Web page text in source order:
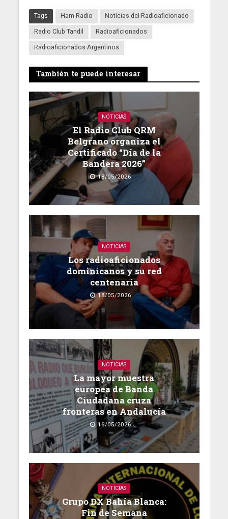
Tags Ham Radio
Noticias del Radioaficionado
Radio Club Tandil
Radioaficionados
Radioaficionados Argentinos
También te puede interesar
NOTICIAS
El Radio Club QRM
Belgrano organiza el
Certificado “Día de la
Bandera 2026”
18/05/2026
NOTICIAS
Los radioaficionados
dominicanos y su red
centenaria
18/05/2026
NOTICIAS
La mayor muestra
europea de Banda
Ciudadana cruza
fronteras en Andalucía
16/05/2026
NOTICIAS
Grupo DX Bahía Blanca:
Fin de Semana